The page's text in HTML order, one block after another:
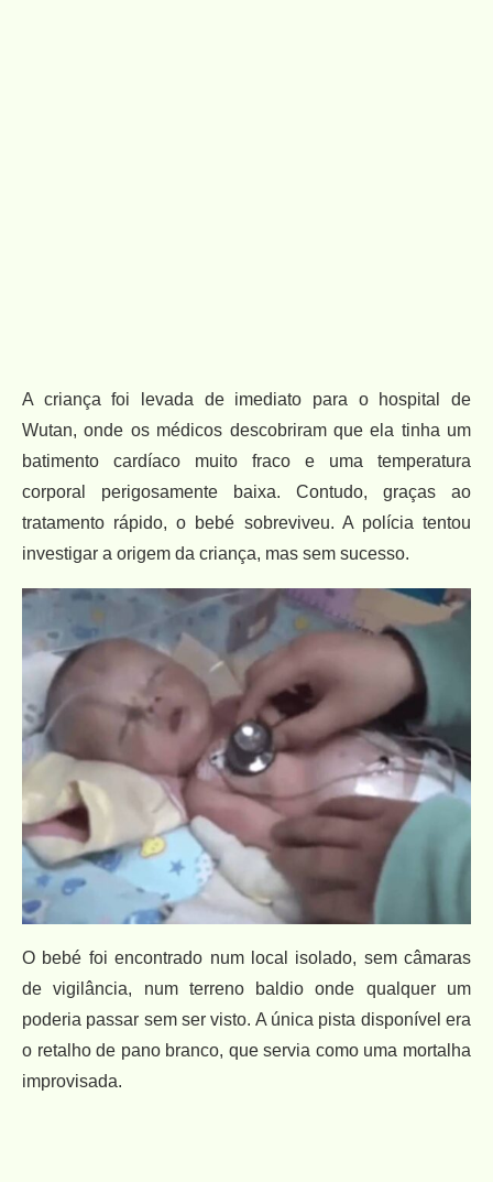
A criança foi levada de imediato para o hospital de
Wutan, onde os médicos descobriram que ela tinha um
batimento cardíaco muito fraco e uma temperatura
corporal perigosamente baixa. Contudo, graças ao
tratamento rápido, o bebé sobreviveu. A polícia tentou
investigar a origem da criança, mas sem sucesso.
O bebé foi encontrado num local isolado, sem câmaras
de vigilância, num terreno baldio onde qualquer um
poderia passar sem ser visto. A única pista disponível era
o retalho de pano branco, que servia como uma mortalha
improvisada.